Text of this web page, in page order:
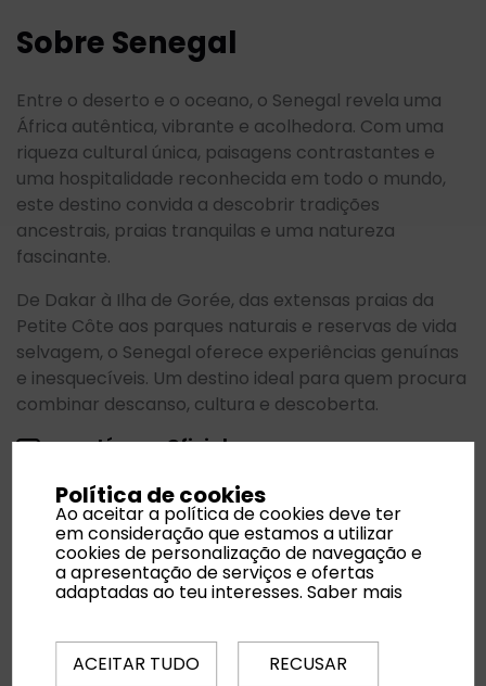
Sobre Senegal
Entre o deserto e o oceano, o Senegal revela uma
África autêntica, vibrante e acolhedora. Com uma
riqueza cultural única, paisagens contrastantes e
uma hospitalidade reconhecida em todo o mundo,
este destino convida a descobrir tradições
ancestrais, praias tranquilas e uma natureza
fascinante.
De Dakar à Ilha de Gorée, das extensas praias da
Petite Côte aos parques naturais e reservas de vida
selvagem, o Senegal oferece experiências genuínas
e inesquecíveis. Um destino ideal para quem procura
combinar descanso, cultura e descoberta.
Língua Oficial
Moeda
Franco CFA (XOF)
De Novembro a Junho
Política de cookies
Ao aceitar a política de cookies deve ter
em consideração que estamos a utilizar
cookies de personalização de navegação e
a apresentação de serviços e ofertas
adaptadas ao teu interesses.Saber mais
ACEITAR TUDO RECUSAR